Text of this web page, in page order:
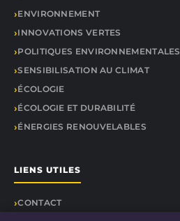
ENVIRONNEMENT
INNOVATIONS VERTES
POLITIQUES ENVIRONNEMENTALES
SENSIBILISATION AU CLIMAT
ÉCOLOGIE
ÉCOLOGIE ET DURABILITÉ
ÉNERGIES RENOUVELABLES
LIENS UTILES
CONTACT